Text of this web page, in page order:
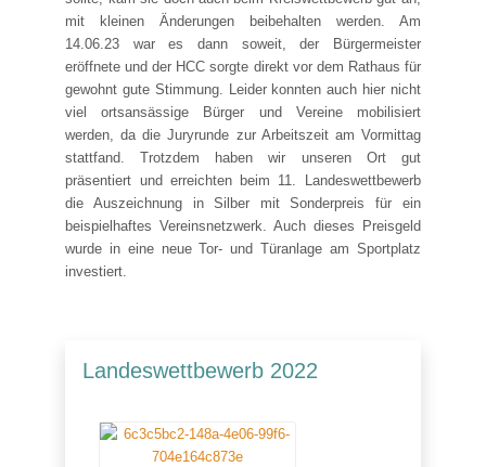
mit kleinen Änderungen beibehalten werden. Am
14.06.23 war es dann soweit, der Bürgermeister
eröffnete und der HCC sorgte direkt vor dem Rathaus für
gewohnt gute Stimmung. Leider konnten auch hier nicht
viel ortsansässige Bürger und Vereine mobilisiert
werden, da die Juryrunde zur Arbeitszeit am Vormittag
stattfand. Trotzdem haben wir unseren Ort gut
präsentiert und erreichten beim 11. Landeswettbewerb
die Auszeichnung in Silber mit Sonderpreis für ein
beispielhaftes Vereinsnetzwerk. Auch dieses Preisgeld
wurde in eine neue Tor- und Türanlage am Sportplatz
investiert.
Landeswettbewerb 2022